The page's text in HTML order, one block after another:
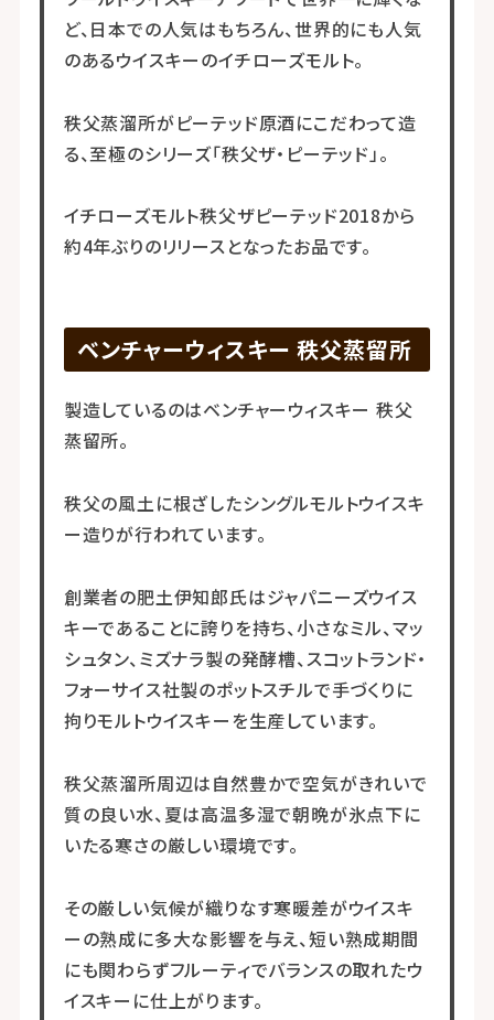
ど、日本での人気はもちろん、世界的にも人気
のあるウイスキーのイチローズモルト。
秩父蒸溜所がピーテッド原酒にこだわって造
る、至極のシリーズ「秩父ザ・ピーテッド」。
イチローズモルト秩父ザピーテッド2018から
約4年ぶりのリリースとなったお品です。
ベンチャーウィスキー 秩父蒸留所
製造しているのはベンチャーウィスキー 秩父
蒸留所。
秩父の風土に根ざしたシングルモルトウイスキ
ー造りが行われています。
創業者の肥土伊知郎氏はジャパニーズウイス
キーであることに誇りを持ち、小さなミル、マッ
シュタン、ミズナラ製の発酵槽、スコットランド・
フォーサイス社製のポットスチルで手づくりに
拘りモルトウイスキーを生産しています。
秩父蒸溜所周辺は自然豊かで空気がきれいで
質の良い水、夏は高温多湿で朝晩が氷点下に
いたる寒さの厳しい環境です。
その厳しい気候が織りなす寒暖差がウイスキ
ーの熟成に多大な影響を与え、短い熟成期間
にも関わらずフルーティでバランスの取れたウ
イスキーに仕上がります。